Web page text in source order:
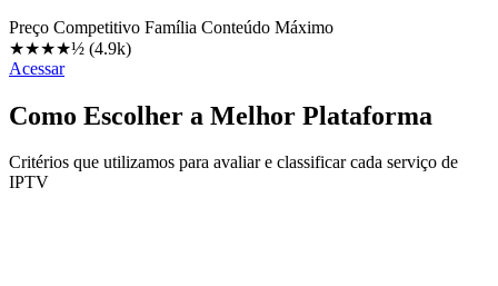
Preço Competitivo Família Conteúdo Máximo
★★★★½ (4.9k)
Acessar
Como Escolher a Melhor Plataforma
Critérios que utilizamos para avaliar e classificar cada serviço de
IPTV